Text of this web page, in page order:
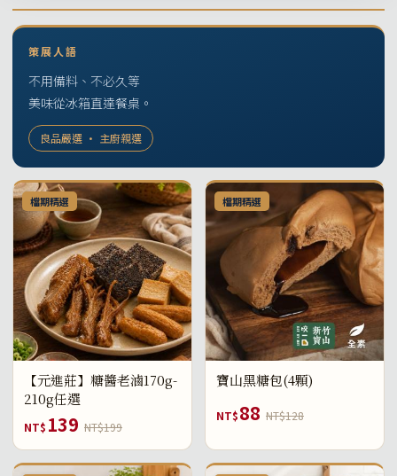
策展人語
不用備料、不必久等
美味從冰箱直達餐桌。
良品嚴選 · 主廚親選
檔期精選
【元進莊】糖醬老滷170g-
210g任選
NT$ 139 NT$199
檔期精選
寶山黑糖包(4顆)
NT$88 NT$128